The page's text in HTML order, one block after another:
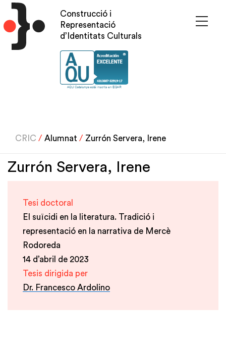
Pasar
al
contenido
principal
Construcció i
Representació
d’Identitats Culturals
CRIC / Alumnat / Zurrón Servera, Irene
Zurrón Servera, Irene
Tesi doctoral
El suïcidi en la literatura. Tradició i
representació en la narrativa de Mercè
Rodoreda
14 d’abril de 2023
Tesis dirigida per
Dr. Francesco Ardolino